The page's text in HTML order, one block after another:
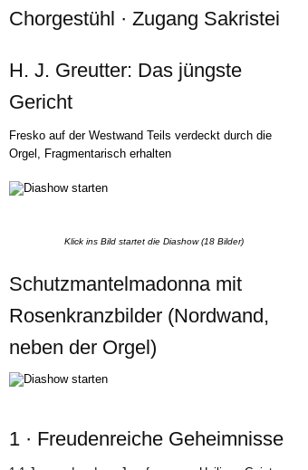
Chorgestühl · Zugang Sakristei
H. J. Greutter: Das jüngste
Gericht
Fresko auf der Westwand Teils verdeckt durch die
Orgel, Fragmentarisch erhalten
Klick ins Bild startet die Diashow (18 Bilder)
Schutzmantelmadonna mit
Rosenkranzbilder (Nordwand,
neben der Orgel)
1 · Freudenreiche Geheimnisse